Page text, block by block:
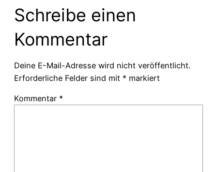
Schreibe einen
Kommentar
Deine E-Mail-Adresse wird nicht veröffentlicht.
Erforderliche Felder sind mit * markiert
Kommentar *